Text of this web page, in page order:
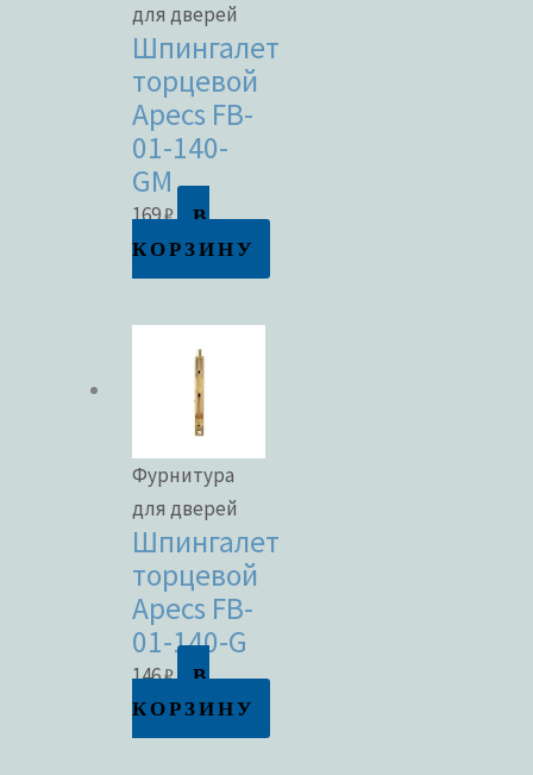
для дверей
Шпингалет
торцевой
Apecs FB-
01-140-
GM
169₽
В
КОРЗИНУ
Фурнитура
для дверей
Шпингалет
торцевой
Apecs FB-
01-140-G
146₽
В
КОРЗИНУ